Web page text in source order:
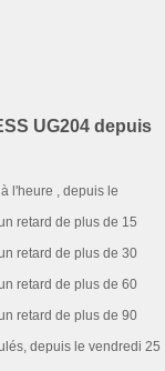
UG204 depuis
l'heure , depuis le
retard de plus de 15
retard de plus de 30
retard de plus de 60
retard de plus de 90
depuis le vendredi 25